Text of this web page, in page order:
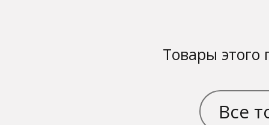
Товары этого
Все